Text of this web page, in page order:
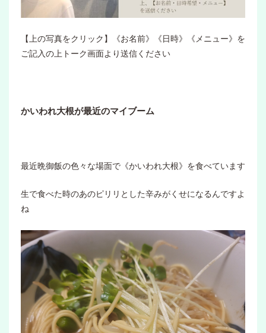
【上の写真をクリック】《お名前》《日時》《メニュー》を
ご記入の上トーク画面より送信ください
かいわれ大根が最近のマイブーム
最近晩御飯の色々な場面で《かいわれ大根》を食べています
生で食べた時のあのピリリとした辛みがくせになるんですよ
ね